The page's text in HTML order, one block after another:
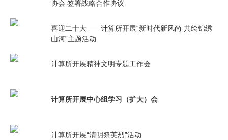
协会 签署战略合作协议
喜迎二十大——计算所开展“新时代新风尚 共绘锦绣
山河”主题活动
计算所开展精神文明专题工作会
计算所开展中心组学习（扩大）会
计算所开展“清明祭英烈”活动